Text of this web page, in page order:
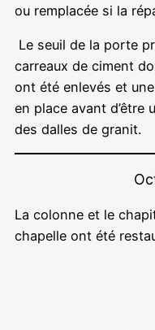
ou remplacée si la
Le seuil de la porte
carreaux de ciment
ont été enlevés et
en place avant d’être
des dalles de granit.
La colonne et le
chapelle ont été